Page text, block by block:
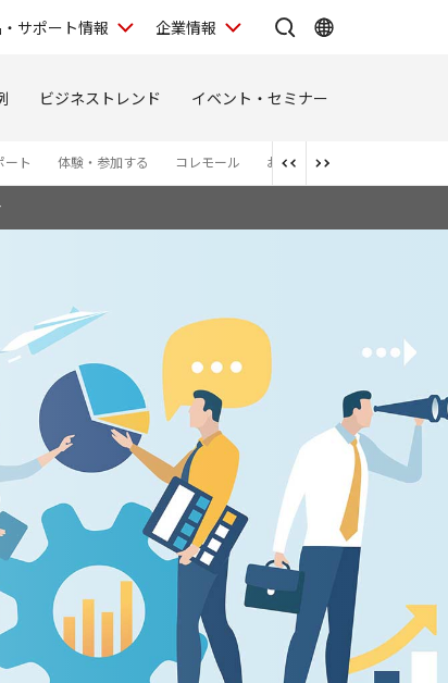
サポート情報 企業情報
ビジネストレンド イベント・セミナー
ート 体験・参加する コレモール お問い合わせ